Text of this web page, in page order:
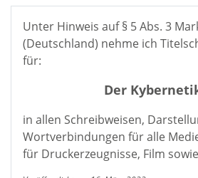
Unter Hinweis auf § 5 Abs. 3
(Deutschland) nehme ich
für:
Der
in allen Schreibweisen,
Wortverbindungen für alle
für Druckerzeugnisse, Film